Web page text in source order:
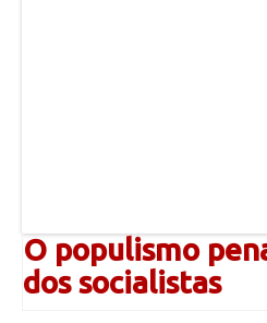
O populismo
dos socialistas